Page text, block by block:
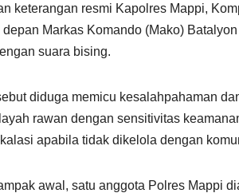
keterangan resmi Kapolres Mappi,
depan Markas Komando (Mako)
suara bising.
diduga memicu kesalahpahaman
rawan dengan sensitivitas
apabila tidak dikelola dengan
awal, satu anggota Polres Mappi